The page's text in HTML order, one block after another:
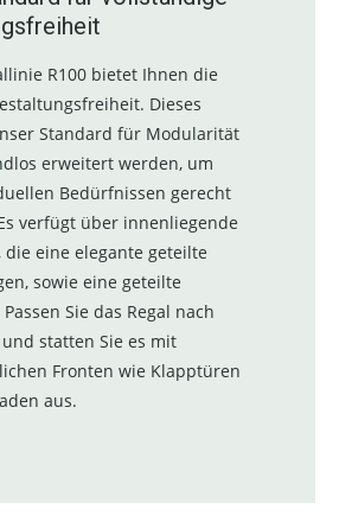
R100 bietet Ihnen die
Dieses
Standard für Modularität
erweitert werden, um
Bedürfnissen gerecht
verfügt über innenliegende
die eine elegante geteilte
sowie eine geteilte
Sie das Regal nach
statten Sie es mit
Fronten wie Klapptüren
aus.